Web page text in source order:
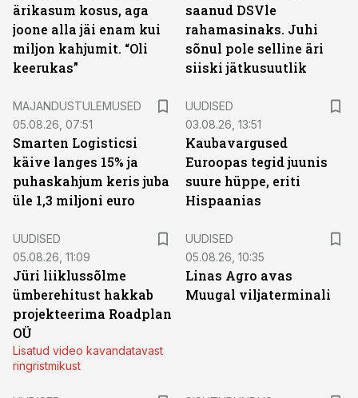
ärikasum kosus, aga
joone alla jäi enam kui
miljon kahjumit. “Oli
keerukas”
saanud DSVle
rahamasinaks. Juhi
sõnul pole selline äri
siiski jätkusuutlik
MAJANDUSTULEMUSED
05.08.26, 07:51
Smarten Logisticsi
käive langes 15% ja
puhaskahjum keris juba
üle 1,3 miljoni euro
UUDISED
03.08.26, 13:51
Kaubavargused
Euroopas tegid juunis
suure hüppe, eriti
Hispaanias
UUDISED
05.08.26, 11:09
Jüri liiklussõlme
ümberehitust hakkab
projekteerima Roadplan
OÜ
Lisatud video kavandatavast
ringristmikust
UUDISED
05.08.26, 10:35
Linas Agro avas
Muugal viljaterminali